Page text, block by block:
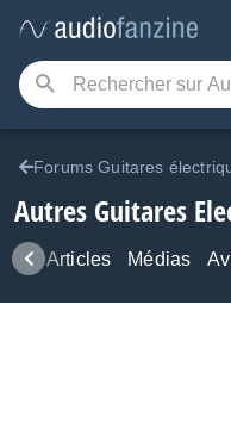
Forums Guitares
Autres Guitares
Articles Médias